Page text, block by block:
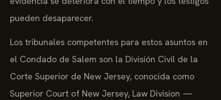
pueden desaparecer.
Los tribunales competentes para estos asuntos en
el Condado de Salem son la División Civil de la
Corte Superior de New Jersey, conocida como
Superior Court of New Jersey, Law Division —